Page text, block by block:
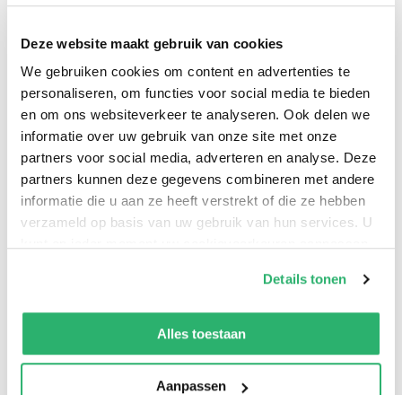
Deze website maakt gebruik van cookies
We gebruiken cookies om content en advertenties te
personaliseren, om functies voor social media te bieden
en om ons websiteverkeer te analyseren. Ook delen we
informatie over uw gebruik van onze site met onze
partners voor social media, adverteren en analyse. Deze
partners kunnen deze gegevens combineren met andere
informatie die u aan ze heeft verstrekt of die ze hebben
verzameld op basis van uw gebruik van hun services. U
kunnen ontvangen en verwerken.
Details tonen
Alles toestaan
Aanpassen
daaruit vooral Noord-Scandinavië af, met een
speciale voorkeur voor Varanger en Öland, vogels en
orchideeën.
Ger Meesters